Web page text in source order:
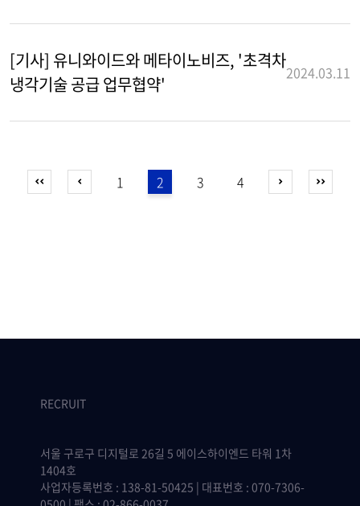
[기사] 유니와이드와 메타이노비즈, '초격차
냉각기술 공급 업무협약'
2024.03.11
1 2 3 4
RECRUIT
서울 구로구 디지털로 26길 5 에이스하이엔드 타워 1차
1404호
사업자등록번호 : 138-81-50425 | 대표번호 : 070-7306-